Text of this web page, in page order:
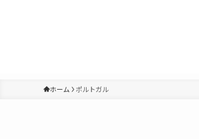
ホーム ポルトガル